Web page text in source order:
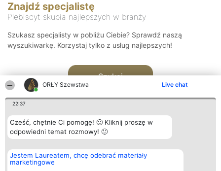
ORŁY Szewstwa Live chat
22:37
Cześć, chętnie Ci pomogę! 🙂 Kliknij proszę w
odpowiedni temat rozmowy! 🙂
Jestem Laureatem, chcę odebrać materiały
marketingowe
Znajdź specjalistę
Plebiscyt skupia najlepszych w branży
Szukasz specjalisty w pobliżu Ciebie? Sprawdź naszą
wyszukiwarkę. Korzystaj tylko z usług najlepszych!
Szukaj
Organizator plebiscytu
Bright Side Solutions sp. z o.
o. sp. k.
Plebiscyt
Laureaci
Kontakt
Kontakt